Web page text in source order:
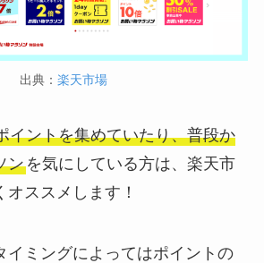
出典： 楽天市場
イントを集めていたり、普段か
ンを気にしている方は、楽天市
ススメします！
イミングによってはポイントの